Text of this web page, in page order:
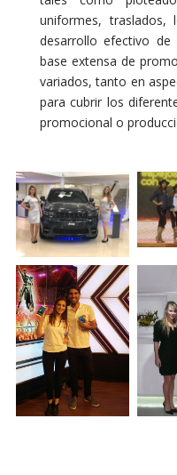
uniformes, traslados,
desarrollo efectivo
base extensa de
variados, tanto en
para cubrir los
promocional o